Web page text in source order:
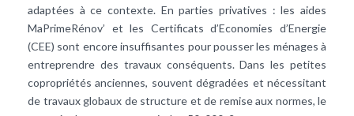
adaptées à ce contexte. En parties privatives : les aides
MaPrimeRénov’ et les Certificats d’Economies d’Energie
(CEE) sont encore insuffisantes pour pousser les ménages à
entreprendre des travaux conséquents. Dans les petites
copropriétés anciennes, souvent dégradées et nécessitant
de travaux globaux de structure et de remise aux normes, le